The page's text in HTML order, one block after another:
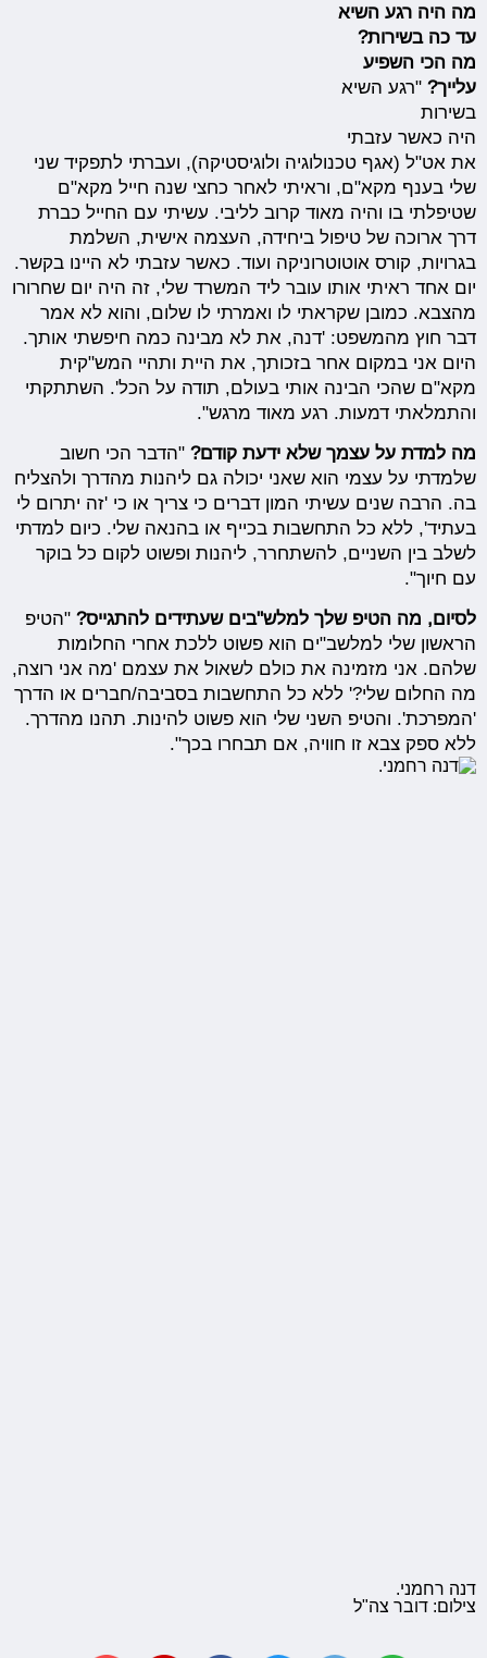
מה היה רגע השיא
עד כה בשירות?
מה הכי השפיע
עלייך? "רגע השיא
בשירות
היה כאשר עזבתי
את אט"ל (אגף טכנולוגיה ולוגיסטיקה), ועברתי לתפקיד שני
שלי בענף מקא"ם, וראיתי לאחר כחצי שנה חייל מקא"ם
שטיפלתי בו והיה מאוד קרוב לליבי. עשיתי עם החייל כברת
דרך ארוכה של טיפול ביחידה, העצמה אישית, השלמת
בגרויות, קורס אוטוטרוניקה ועוד. כאשר עזבתי לא היינו בקשר.
יום אחד ראיתי אותו עובר ליד המשרד שלי, זה היה יום שחרורו
מהצבא. כמובן שקראתי לו ואמרתי לו שלום, והוא לא אמר
דבר חוץ מהמשפט: 'דנה, את לא מבינה כמה חיפשתי אותך.
היום אני במקום אחר בזכותך, את היית ותהיי המש"קית
מקא"ם שהכי הבינה אותי בעולם, תודה על הכל'. השתתקתי
והתמלאתי דמעות. רגע מאוד מרגש".
מה למדת על עצמך שלא ידעת קודם? "הדבר הכי חשוב
שלמדתי על עצמי הוא שאני יכולה גם ליהנות מהדרך ולהצליח
בה. הרבה שנים עשיתי המון דברים כי צריך או כי 'זה יתרום לי
בעתיד', ללא כל התחשבות בכייף או בהנאה שלי. כיום למדתי
לשלב בין השניים, להשתחרר, ליהנות ופשוט לקום כל בוקר
עם חיוך".
לסיום, מה הטיפ שלך למלש"בים שעתידים להתגייס? "הטיפ
הראשון שלי למלשב"ים הוא פשוט ללכת אחרי החלומות
שלהם. אני מזמינה את כולם לשאול את עצמם 'מה אני רוצה,
מה החלום שלי?' ללא כל התחשבות בסביבה/חברים או הדרך
'המפרכת'. והטיפ השני שלי הוא פשוט להינות. תהנו מהדרך.
ללא ספק צבא זו חוויה, אם תבחרו בכך".
דנה רחמני.
צילום: דובר צה"ל